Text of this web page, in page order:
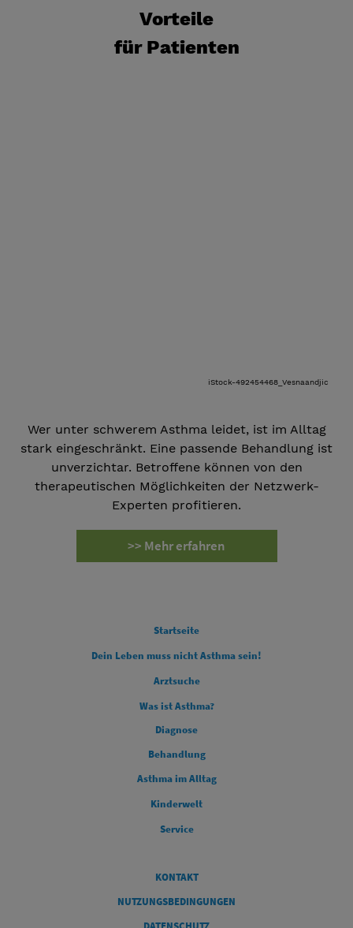
Vorteile
für Patienten
iStock-492454468_Vesnaandjic
Wer unter schwerem Asthma leidet, ist im Alltag
stark eingeschränkt. Eine passende Behandlung ist
unverzichtar. Betroffene können von den
therapeutischen Möglichkeiten der Netzwerk-
Experten profitieren.
>> Mehr erfahren
Startseite
Dein Leben muss nicht Asthma sein!
Arztsuche
Was ist Asthma?
Diagnose
Behandlung
Asthma im Alltag
Kinderwelt
Service
KONTAKT
NUTZUNGSBEDINGUNGEN